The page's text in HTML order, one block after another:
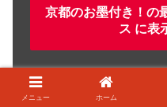
京都のお墨付き！の
ス に表
メニュー ホーム